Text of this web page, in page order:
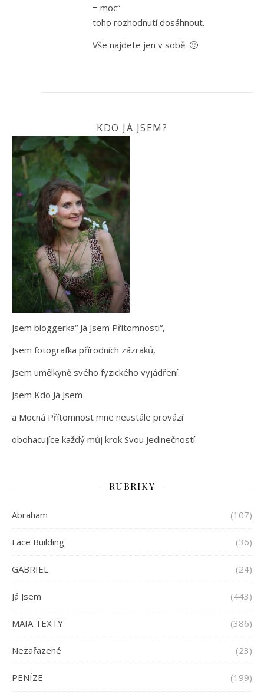
= moc“
toho rozhodnutí dosáhnout.
Vše najdete jen v sobě. 🙂
KDO JÁ JSEM?
Jsem bloggerka“ Já Jsem Přítomnosti“,
Jsem fotografka přírodních zázraků,
Jsem umělkyně svého fyzického vyjádření.
Jsem Kdo Já Jsem
a Mocná Přítomnost mne neustále provází
obohacujíce každý můj krok Svou Jedinečností.
RUBRIKY
Abraham (107)
Face Building (36)
GABRIEL (24)
Já Jsem (443)
MAIA TEXTY (386)
Nezařazené (23)
PENÍZE (199)